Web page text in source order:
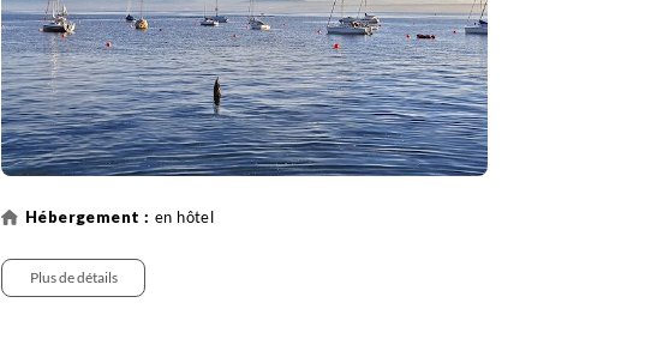
en hôtel
Plus de détails